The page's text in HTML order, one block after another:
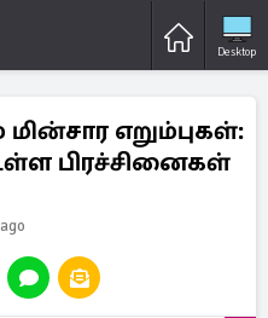
Desktop
மின்சார எறும்புகள்:
பிரச்சினைகள்